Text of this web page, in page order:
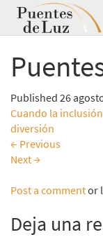
Published 26
Cuando la
diversión
← Previous
Next→
Post a commentor
Deja una